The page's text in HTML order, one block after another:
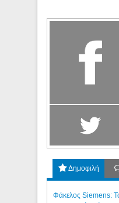
Δημοφιλή
Φάκελος Siemens: